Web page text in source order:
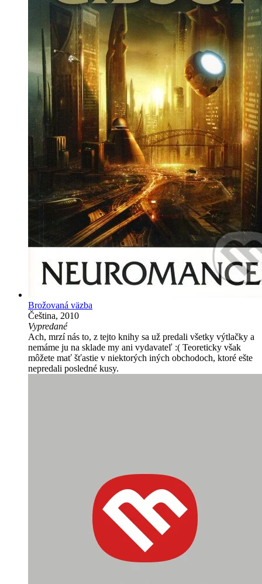
Brožovaná väzba
Čeština, 2010
Vypredané
Ach, mrzí nás to, z tejto knihy sa už predali všetky výtlačky a
nemáme ju na sklade my ani vydavateľ :( Teoreticky však
môžete mať šťastie v niektorých iných obchodoch, ktoré ešte
nepredali posledné kusy.